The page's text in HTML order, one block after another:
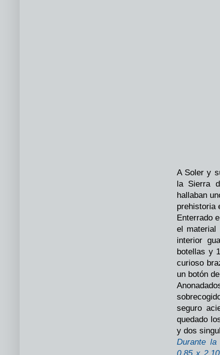
A Soler y
la Sierra
hallaban
prehistoria
Enterrado
el material
interior
botellas y
curioso
un botón
seguro
quedado
y dos
Durante la